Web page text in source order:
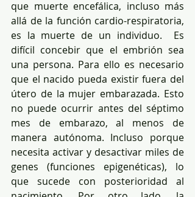
que muerte encefálica, incluso más
allá de la función cardio-respiratoria,
es la muerte de un individuo.  Es
difícil concebir que el embrión sea
una persona. Para ello es necesario
que el nacido pueda existir fuera del
útero de la mujer embarazada. Esto
no puede ocurrir antes del séptimo
mes de embarazo, al menos de
manera autónoma. Incluso porque
necesita activar y desactivar miles de
genes (funciones epigenéticas), lo
que sucede con posterioridad al